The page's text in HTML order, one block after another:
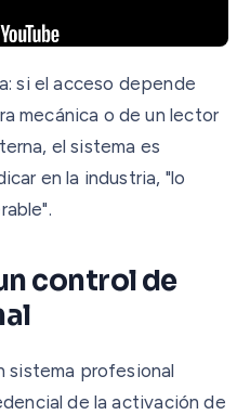
si el acceso depende
mecánica o de un lector
el sistema es
en la industria, "lo
control de
sistema profesional
de la activación de